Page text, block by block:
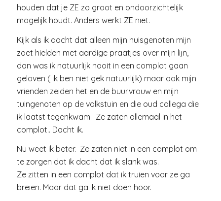
houden dat je ZE zo groot en ondoorzichtelijk
mogelijk houdt. Anders werkt ZE niet.
Kijk als ik dacht dat alleen mijn huisgenoten mijn
zoet hielden met aardige praatjes over mijn lijn,
dan was ik natuurlijk nooit in een complot gaan
geloven ( ik ben niet gek natuurlijk) maar ook mijn
vrienden zeiden het en de buurvrouw en mijn
tuingenoten op de volkstuin en die oud collega die
ik laatst tegenkwam. Ze zaten allemaal in het
complot.. Dacht ik.
Nu weet ik beter. Ze zaten niet in een complot om
te zorgen dat ik dacht dat ik slank was.
Ze zitten in een complot dat ik truien voor ze ga
breien. Maar dat ga ik niet doen hoor.